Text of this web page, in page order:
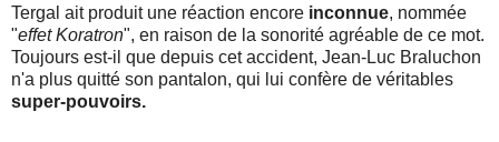
Tergal ait produit une réaction encore inconnue, nommée
"effet Koratron", en raison de la sonorité agréable de ce mot.
Toujours est-il que depuis cet accident, Jean-Luc Braluchon
n'a plus quitté son pantalon, qui lui confère de véritables
super-pouvoirs.